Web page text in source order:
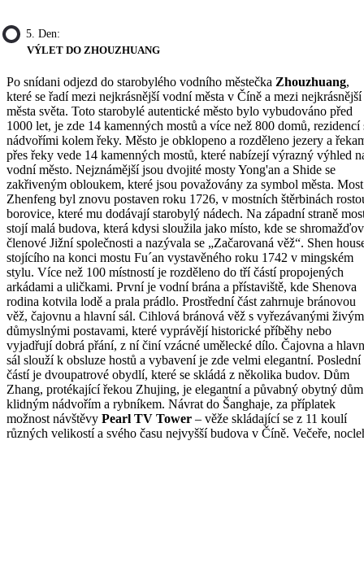
5. Den:
VÝLET DO ZHOUZHUANG
Po snídani odjezd do starobylého vodního městečka Zhouzhuang,
které se řadí mezi nejkrásnější vodní města v Číně a mezi nejkrásnější
města světa. Toto starobylé autentické město bylo vybudováno před
1000 let, je zde 14 kamenných mostů a více než 800 domů, rezidencí
nádvořími kolem řeky. Město je obklopeno a rozděleno jezery a
přes řeky vede 14 kamenných mostů, které nabízejí výrazný výhled
vodní město. Nejznámější jsou dvojité mosty Yong'an a Shide se
zakřiveným obloukem, které jsou považovány za symbol města. Most
Zhenfeng byl znovu postaven roku 1726, v mostních štěrbinách
borovice, které mu dodávají starobylý nádech. Na západní straně
stojí malá budova, která kdysi sloužila jako místo, kde se
členové Jižní společnosti a nazývala se „Začarovaná věž“. Shen
stojícího na konci mostu Fu´an vystavěného roku 1742 v mingském
stylu. Více než 100 místností je rozděleno do tří částí propojených
arkádami a uličkami. První je vodní brána a přístaviště, kde Shenova
rodina kotvila lodě a prala prádlo. Prostřední část zahrnuje bránovou
věž, čajovnu a hlavní sál. Cihlová bránová věž s vyřezávanými
důmyslnými postavami, které vyprávějí historické příběhy nebo
vyjadřují dobrá přání, z ní činí vzácné umělecké dílo. Čajovna a
sál slouží k obsluze hostů a vybavení je zde velmi elegantní. Poslední
částí je dvoupatrové obydlí, které se skládá z několika budov. Dům
Zhang, protékající řekou Zhujing, je elegantní a půvabný obytný
klidným nádvořím a rybníkem. Návrat do Šanghaje, za příplatek
možnost návštěvy Pearl TV Tower – věže skládající se z 11 koulí
různých velikostí a svého času nejvyšší budova v Číně. Večeře,